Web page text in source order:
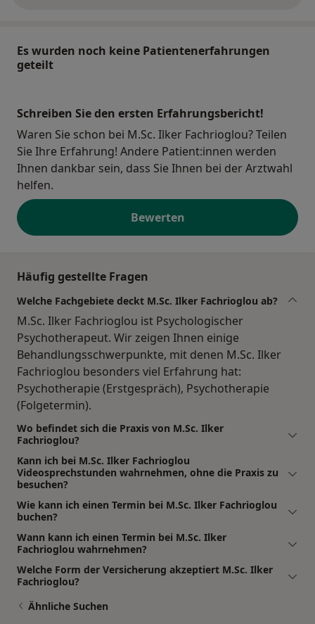
Es wurden noch keine Patientenerfahrungen
geteilt
Schreiben Sie den ersten Erfahrungsbericht!
Waren Sie schon bei M.Sc. Ilker Fachrioglou? Teilen
Sie Ihre Erfahrung! Andere Patient:innen werden
Ihnen dankbar sein, dass Sie Ihnen bei der Arztwahl
helfen.
Bewerten
Häufig gestellte Fragen
Welche Fachgebiete deckt M.Sc. Ilker Fachrioglou ab?
M.Sc. Ilker Fachrioglou ist Psychologischer
Psychotherapeut. Wir zeigen Ihnen einige
Behandlungsschwerpunkte, mit denen M.Sc. Ilker
Fachrioglou besonders viel Erfahrung hat:
Psychotherapie (Erstgespräch), Psychotherapie
(Folgetermin).
Wo befindet sich die Praxis von M.Sc. Ilker
Fachrioglou?
Kann ich bei M.Sc. Ilker Fachrioglou
Videosprechstunden wahrnehmen, ohne die Praxis zu
besuchen?
Wie kann ich einen Termin bei M.Sc. Ilker Fachrioglou
buchen?
Wann kann ich einen Termin bei M.Sc. Ilker
Fachrioglou wahrnehmen?
Welche Form der Versicherung akzeptiert M.Sc. Ilker
Fachrioglou?
Ähnliche Suchen